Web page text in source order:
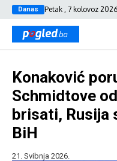
Danas Petak , 7 kolovoz 2026
Konaković
Schmidtove
brisati, Rusija
BiH
21. Svibnja 2026.